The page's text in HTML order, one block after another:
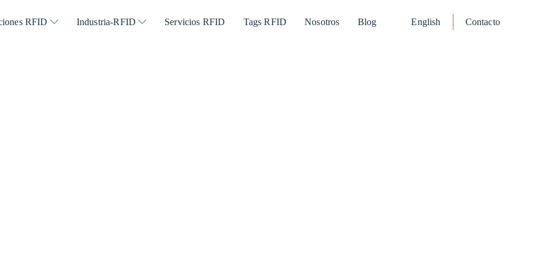
RFID Industria-RFID Servicios RFID Tags RFID Nosotros Blog English Contacto